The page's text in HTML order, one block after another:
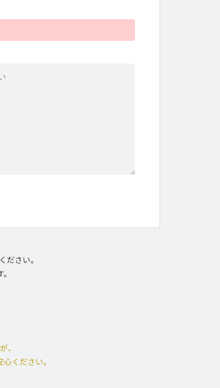
さい。
、
ください。